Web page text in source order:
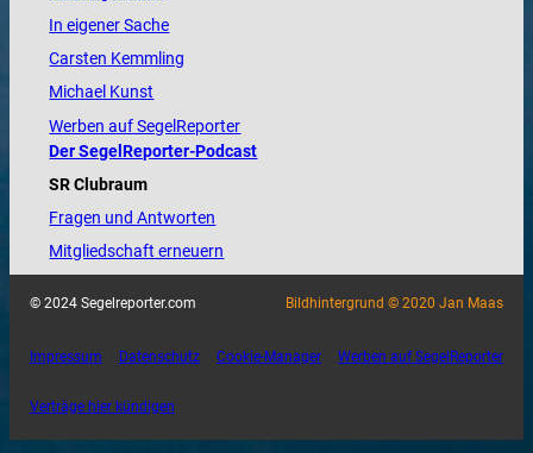
In eigener Sache
Carsten Kemmling
Michael Kunst
Werben auf SegelReporter
Der SegelReporter-Podcast
SR Clubraum
Fragen und Antworten
Mitgliedschaft erneuern
© 2024 Segelreporter.com Bildhintergrund © 2020 Jan Maas
Impressum Datenschutz Cookie-Manager Werben auf SegelReporter
Verträge hier kündigen